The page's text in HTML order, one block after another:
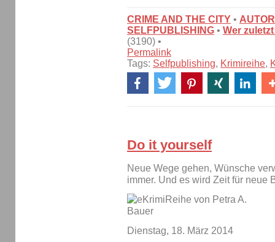
CRIME AND THE CITY •
SELFPUBLISHING • Wer
(3190) •
Permalink
Tags: Selfpublishing, Krimireihe,
Do it yourself
Neue Wege gehen, Wünsche
immer. Und es wird Zeit für neue
Dienstag, 18. März 2014